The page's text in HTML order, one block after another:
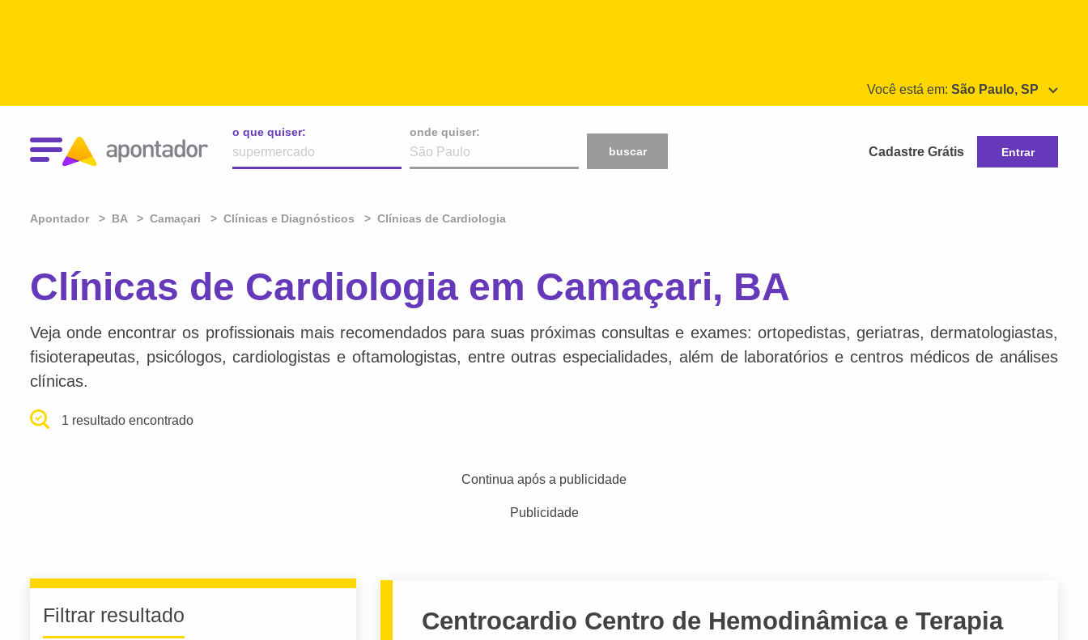
Você está em: São Paulo, SP
o que quiser:
onde quiser:
buscar
Cadastre Grátis Entrar
Apontador BA Camaçari Clínicas e Diagnósticos Clínicas de Cardiologia
Clínicas de Cardiologia em Camaçari, BA
Veja onde encontrar os profissionais mais recomendados para suas próximas consultas e exames: ortopedistas, geriatras, dermatologiastas,
fisioterapeutas, psicólogos, cardiologistas e oftamologistas, entre outras especialidades, além de laboratórios e centros médicos de análises
clínicas.
1 resultado encontrado
Continua após a publicidade
Publicidade
Filtrar resultado
Centrocardio Centro de Hemodinâmica e Terapia